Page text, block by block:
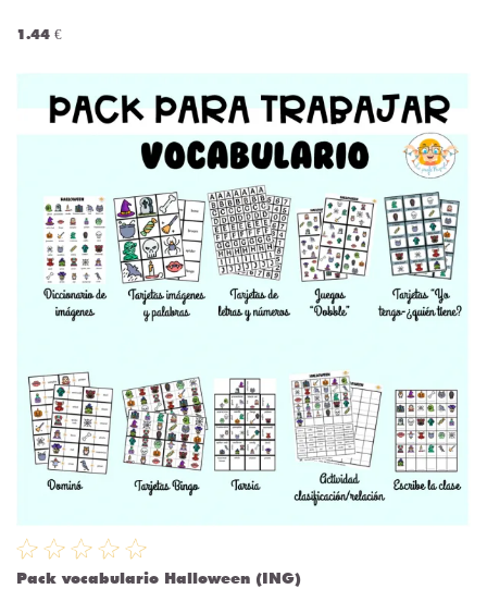
1.44 €
Pack vocabulario Halloween (ING)